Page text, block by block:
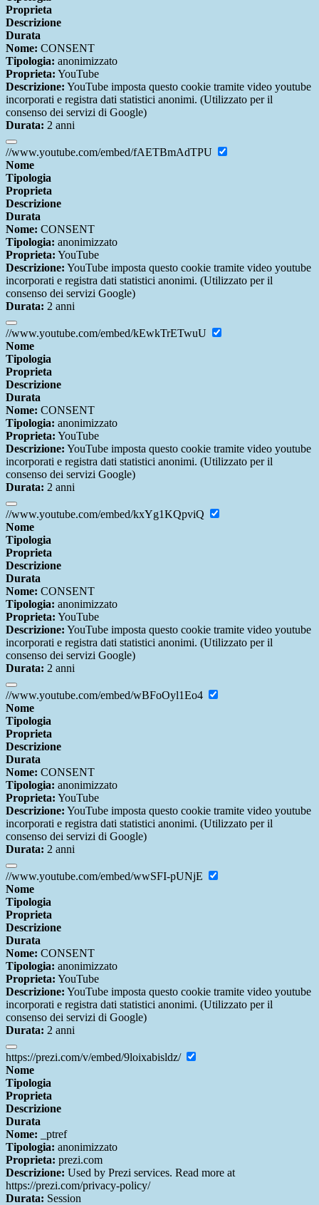
Proprieta
Descrizione
Durata
Nome: CONSENT
Tipologia: anonimizzato
Proprieta: YouTube
Descrizione: YouTube imposta questo cookie tramite video youtube
incorporati e registra dati statistici anonimi. (Utilizzato per il
consenso dei servizi di Google)
Durata: 2 anni
//www.youtube.com/embed/fAETBmAdTPU
Nome
Tipologia
Proprieta
Descrizione
Durata
Nome: CONSENT
Tipologia: anonimizzato
Proprieta: YouTube
Descrizione: YouTube imposta questo cookie tramite video youtube
incorporati e registra dati statistici anonimi. (Utilizzato per il
consenso dei servizi Google)
Durata: 2 anni
//www.youtube.com/embed/kEwkTrETwuU
Nome
Tipologia
Proprieta
Descrizione
Durata
Nome: CONSENT
Tipologia: anonimizzato
Proprieta: YouTube
Descrizione: YouTube imposta questo cookie tramite video youtube
incorporati e registra dati statistici anonimi. (Utilizzato per il
consenso dei servizi Google)
Durata: 2 anni
//www.youtube.com/embed/kxYg1KQpviQ
Nome
Tipologia
Proprieta
Descrizione
Durata
Nome: CONSENT
Tipologia: anonimizzato
Proprieta: YouTube
Descrizione: YouTube imposta questo cookie tramite video youtube
incorporati e registra dati statistici anonimi. (Utilizzato per il
consenso dei servizi Google)
Durata: 2 anni
//www.youtube.com/embed/wBFoOyl1Eo4
Nome
Tipologia
Proprieta
Descrizione
Durata
Nome: CONSENT
Tipologia: anonimizzato
Proprieta: YouTube
Descrizione: YouTube imposta questo cookie tramite video youtube
incorporati e registra dati statistici anonimi. (Utilizzato per il
consenso dei servizi di Google)
Durata: 2 anni
//www.youtube.com/embed/wwSFI-pUNjE
Nome
Tipologia
Proprieta
Descrizione
Durata
Nome: CONSENT
Tipologia: anonimizzato
Proprieta: YouTube
Descrizione: YouTube imposta questo cookie tramite video youtube
incorporati e registra dati statistici anonimi. (Utilizzato per il
consenso dei servizi di Google)
Durata: 2 anni
https://prezi.com/v/embed/9loixabisldz/
Nome
Tipologia
Proprieta
Descrizione
Durata
Nome: _ptref
Tipologia: anonimizzato
Proprieta: prezi.com
Descrizione: Used by Prezi services. Read more at
https://prezi.com/privacy-policy/
Durata: Session